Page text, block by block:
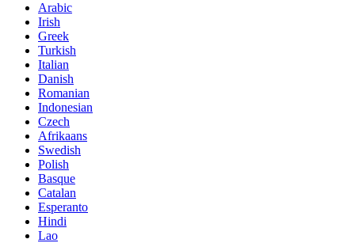
Arabic
Irish
Greek
Turkish
Italian
Danish
Romanian
Indonesian
Czech
Afrikaans
Swedish
Polish
Basque
Catalan
Esperanto
Hindi
Lao